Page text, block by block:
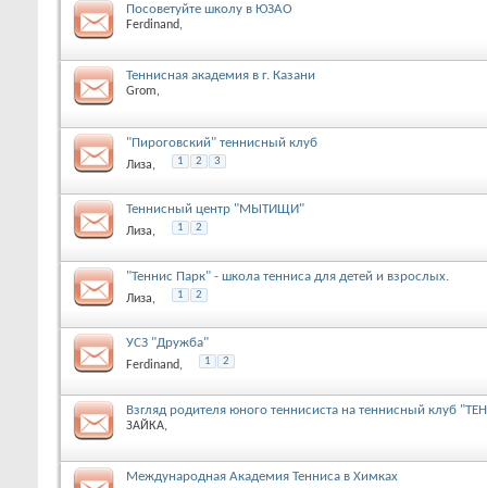
Посоветуйте школу в ЮЗАО
Ferdinand,
Теннисная академия в г. Казани
Grom,
"Пироговский" теннисный клуб
Лиза, 1 2 3
Теннисный центр "МЫТИЩИ"
Лиза, 1 2
"Теннис Парк" - школа тенниса для детей и взрослых.
Лиза, 1 2
УСЗ "Дружба"
Ferdinand, 1 2
Взгляд родителя юного теннисиста на теннисный клуб
ЗАЙКА,
Международная Академия Тенниса в Химках